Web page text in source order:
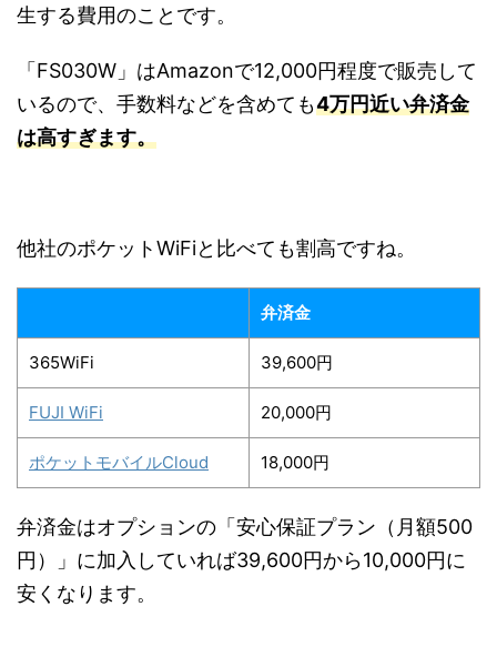
生する費用のことです。
「FS030W」はAmazonで12,000円程度で販売して
いるので、手数料などを含めても4万円近い弁済金
は高すぎます。
他社のポケットWiFiと比べても割高ですね。
弁済金
365WiFi 39,600円
FUJI WiFi 20,000円
ポケットモバイルCloud 18,000円
弁済金はオプションの「安心保証プラン（月額500
円）」に加入していれば39,600円から10,000円に
安くなります。